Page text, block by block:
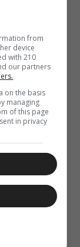
from
device
with 210
our partners
on the basis
managing
of this page
in privacy